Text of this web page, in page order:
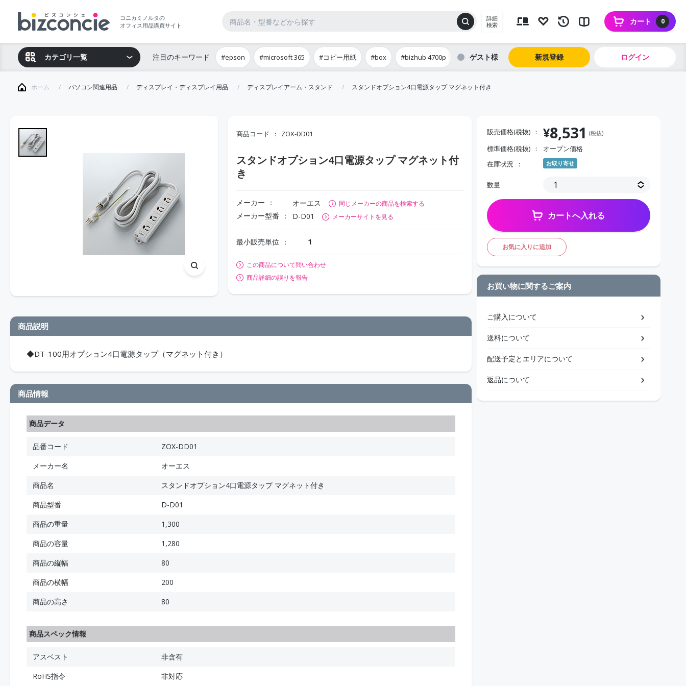
コニカミノルタの
オフィス用品購買サイト
詳細
検索
0
カート
カテゴリ一覧 注目のキーワード #epson #microsoft 365 #コピー用紙 #box #bizhub 4700p ゲスト 新規登録 ログイン
ホーム パソコン関連用品 ディスプレイ・ディスプレイ用品 ディスプレイアーム・スタンド スタンドオプション4口電源タップ マグネット付き
商品コード ZOX-DD01
スタンドオプション4口電源タップ マグネット付
き
メーカー オーエス 同じメーカーの商品を検索する
メーカー型番 D-D01 メーカーサイトを見る
最小販売単位 1
この商品について問い合わせ
商品詳細の誤りを報告
商品説明
◆DT-100用オプション4口電源タップ（マグネット付き）
商品情報
商品データ
品番コード
ZOX-DD01
メーカー名
オーエス
商品名
スタンドオプション4口電源タップ マグネット付き
商品型番
D-D01
商品の重量
1,300
商品の容量
1,280
商品の縦幅
80
商品の横幅
200
商品の高さ
80
商品スペック情報
アスベスト
非含有
RoHS指令
非対応
販売価格(税抜) ¥8,531 (税抜)
標準価格(税抜)
オープン価格
在庫状況
お取り寄せ
数量
カートへ入れる
お気に入りに追加
お買い物に関するご案内
ご購入について
送料について
配送予定とエリアについて
返品について